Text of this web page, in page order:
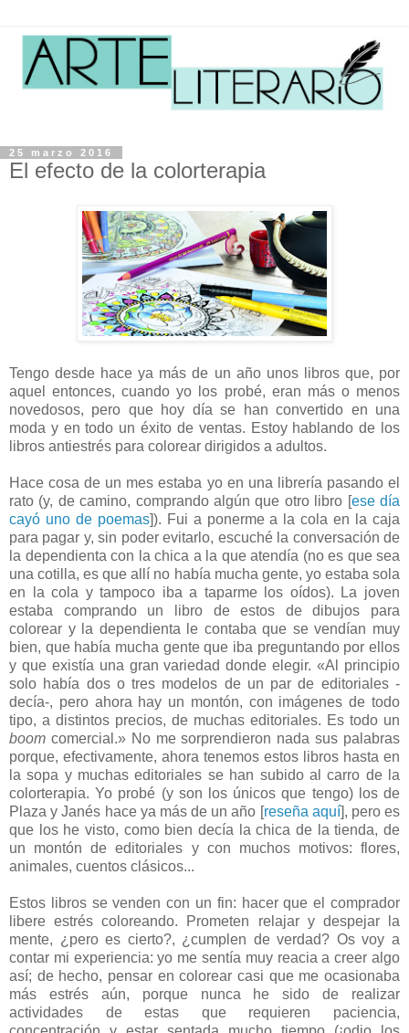
25 marzo 2016
El efecto de la colorterapia
Tengo desde hace ya más de un año unos libros que, por
aquel entonces, cuando yo los probé, eran más o menos
novedosos, pero que hoy día se han convertido en una
moda y en todo un éxito de ventas. Estoy hablando de los
libros antiestrés para colorear dirigidos a adultos.
Hace cosa de un mes estaba yo en una librería pasando el
rato (y, de camino, comprando algún que otro libro [ese día
cayó uno de poemas]). Fui a ponerme a la cola en la caja
para pagar y, sin poder evitarlo, escuché la conversación de
la dependienta con la chica a la que atendía (no es que sea
una cotilla, es que allí no había mucha gente, yo estaba sola
en la cola y tampoco iba a taparme los oídos). La joven
estaba comprando un libro de estos de dibujos para
colorear y la dependienta le contaba que se vendían muy
bien, que había mucha gente que iba preguntando por ellos
y que existía una gran variedad donde elegir. «Al principio
solo había dos o tres modelos de un par de editoriales -
decía-, pero ahora hay un montón, con imágenes de todo
tipo, a distintos precios, de muchas editoriales. Es todo un
boom comercial.» No me sorprendieron nada sus palabras
porque, efectivamente, ahora tenemos estos libros hasta en
la sopa y muchas editoriales se han subido al carro de la
colorterapia. Yo probé (y son los únicos que tengo) los de
Plaza y Janés hace ya más de un año [reseña aquí], pero es
que los he visto, como bien decía la chica de la tienda, de
un montón de editoriales y con muchos motivos: flores,
animales, cuentos clásicos...
Estos libros se venden con un fin: hacer que el comprador
libere estrés coloreando. Prometen relajar y despejar la
mente, ¿pero es cierto?, ¿cumplen de verdad? Os voy a
contar mi experiencia: yo me sentía muy reacia a creer algo
así; de hecho, pensar en colorear casi que me ocasionaba
más estrés aún, porque nunca he sido de realizar
actividades de estas que requieren paciencia,